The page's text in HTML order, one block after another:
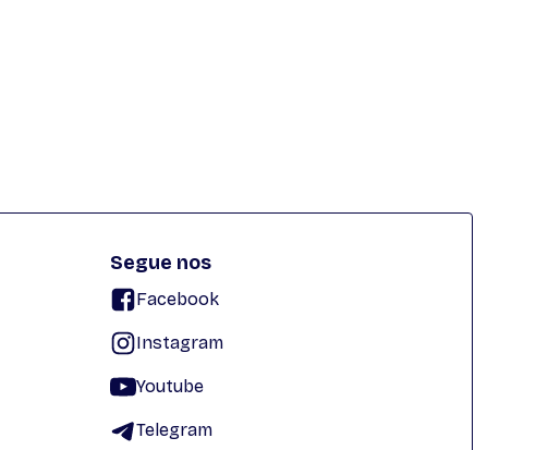
Segue nos
Facebook
Instagram
Youtube
Telegram